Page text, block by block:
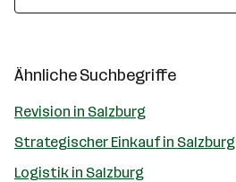
Ähnliche Suchbegriffe
Revision in Salzburg
Strategischer Einkauf in Salzburg
Logistik in Salzburg